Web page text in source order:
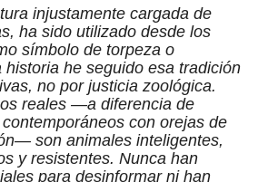
injustamente cargada de
ha sido utilizado desde los
símbolo de torpeza o
historia he seguido esa tradición
no por justicia zoológica.
reales —a diferencia de
con orejas de
son animales inteligentes,
y resistentes. Nunca han
para desinformar ni han